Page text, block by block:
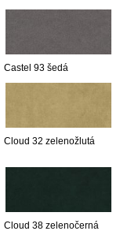
Castel 93 šedá
Cloud 32 zelenožlutá
Cloud 38 zelenočerná